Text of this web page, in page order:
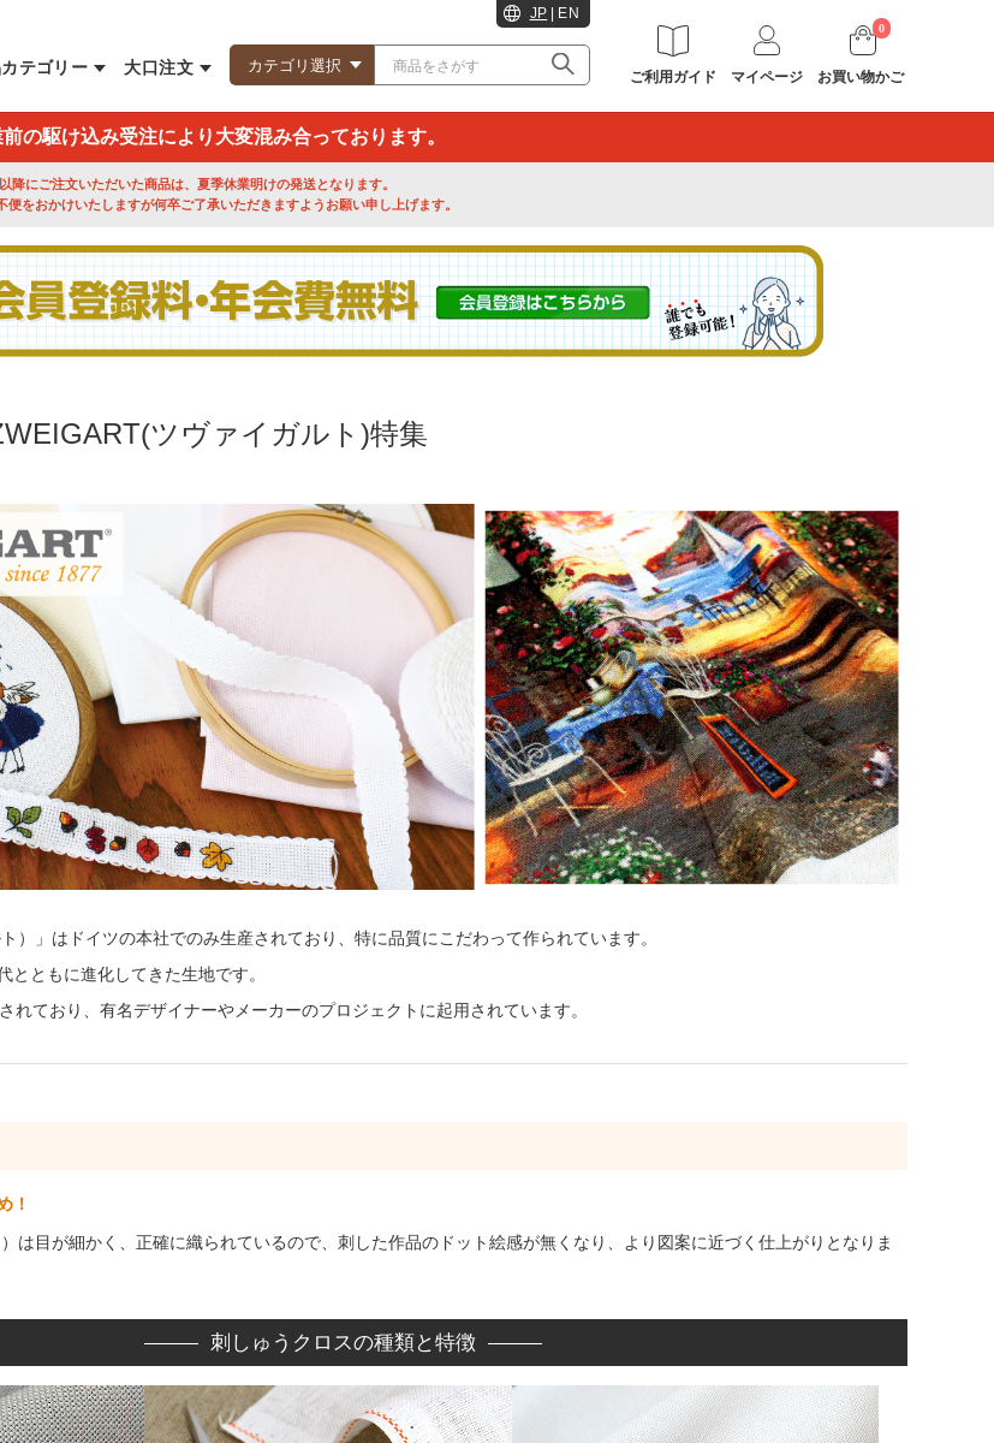
テゴリー 大口注文
JP EN
ご利用ガイド マイページ
0
お買い物かご
の駆け込み受注により大変混み合っております。
降にご注文いただいた商品は、夏季休業明けの発送となります。
便をおかけいたしますが何卒ご了承いただきますようお願い申し上げます。
ツヴァイガルト)特集
）」はドイツの本社でのみ生産されており、特に品質にこだわって作られています。
とともに進化してきた生地です。
れており、有名デザイナーやメーカーのプロジェクトに起用されています。
！
は目が細かく、正確に織られているので、刺した作品のドット絵感が無くなり、より図案に近づく仕上がりとなりま
刺しゅうクロスの種類と特徴